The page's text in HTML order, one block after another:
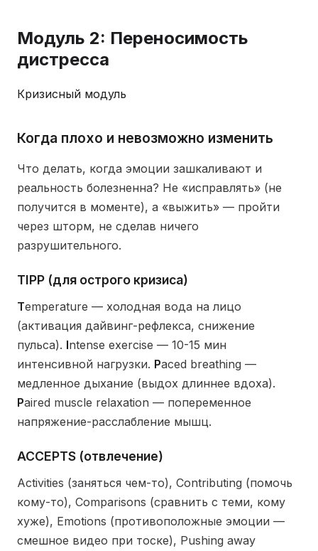
Модуль 2: Переносимость
дистресса
Кризисный модуль
Когда плохо и невозможно изменить
Что делать, когда эмоции зашкаливают и
реальность болезненна? Не «исправлять» (не
получится в моменте), а «выжить» — пройти
через шторм, не сделав ничего
разрушительного.
TIPP (для острого кризиса)
Temperature — холодная вода на лицо
(активация дайвинг-рефлекса, снижение
пульса). Intense exercise — 10-15 мин
интенсивной нагрузки. Paced breathing —
медленное дыхание (выдох длиннее вдоха).
Paired muscle relaxation — попеременное
напряжение-расслабление мышц.
ACCEPTS (отвлечение)
Activities (заняться чем-то), Contributing (помочь
кому-то), Comparisons (сравнить с теми, кому
хуже), Emotions (противоположные эмоции —
смешное видео при тоске), Pushing away